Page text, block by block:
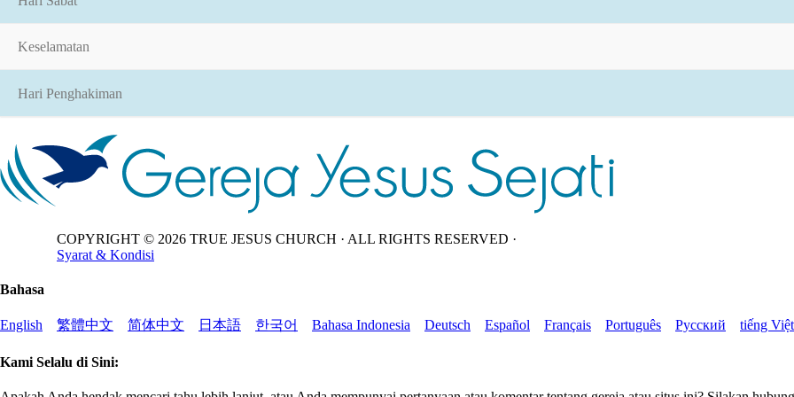
Keselamatan
Hari Penghakiman
COPYRIGHT © 2026 TRUE JESUS CHURCH · ALL RIGHTS RESERVED ·
Syarat & Kondisi
Bahasa
English 繁體中文 简体中文 日本語 한국어 Bahasa Indonesia Deutsch Español Français Português Русский tiếng Việt
Kami Selalu di Sini: